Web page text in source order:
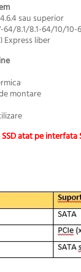
sau superior
64/8.1/8.1-64/10/10-
Express liber
montare
atat pe